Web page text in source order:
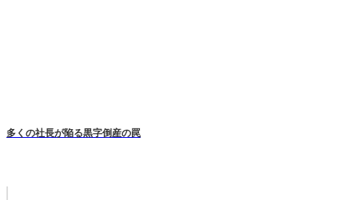
多くの社長が陥る黒字倒産の罠